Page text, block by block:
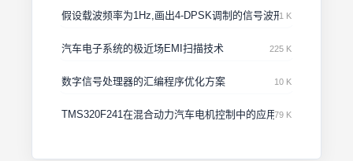
假设载波频率为1Hz,画出4-DPSK调制的信号波形1 K
汽车电子系统的极近场EMI扫描技术 225 K
数字信号处理器的汇编程序优化方案 10 K
TMS320F241在混合动力汽车电机控制中的应用79 K